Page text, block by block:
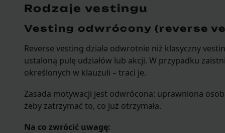
Rodzaje vestingu
Vesting odwrócony (reverse
Reverse vesting działa odwrotnie niż klasyczny
ustaloną pulę udziałów lub akcji. W przypadku
określonych w klauzuli – traci je.
Zasada motywacji jest odwrócona: uprawniona
żeby zatrzymać to, co już otrzymała.
Na co zwrócić uwagę: